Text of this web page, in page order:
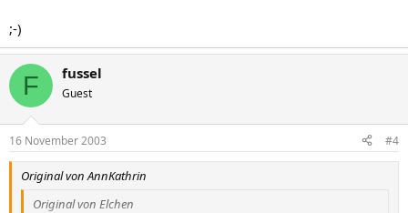
;-)
F fussel
Guest
16 November 2003 #4
Original von AnnKathrin
Original von Elchen